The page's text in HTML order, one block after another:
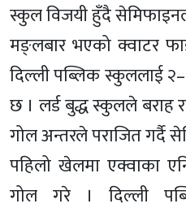
स्कुल विजयी हुँदै
मङ्लबार भएको क्वाटर
दिल्ली पब्लिक स्कुललाई
छ । लर्ड बुद्ध स्कुलले बराह
गोल अन्तरले पराजित गर्दै
पहिलो खेलमा एक्वाका
गोल गरे । दिल्ली